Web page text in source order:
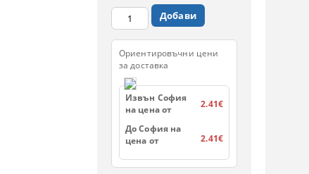
Ориентировъчни цени
за доставка
Извън София
на цена от
2.41€
До София на
цена от
2.41€